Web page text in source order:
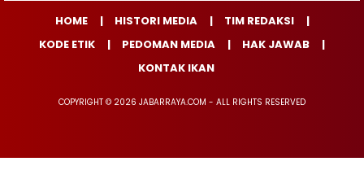
HOME HISTORI MEDIA
TIM REDAKSI
KODE ETIK
PEDOMAN MEDIA
HAK JAWAB
KONTAK IKAN
COPYRIGHT © 2026 JABARRAYA.COM - ALL RIGHTS RESERVED